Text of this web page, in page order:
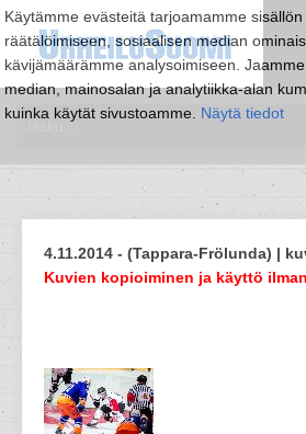
Käytämme evästeitä tarjoamamme
räätälöimiseen, sosiaalisen median
kävijämäärämme analysoimiseen.
median, mainosalan ja analytiikka-alan
kuinka käytät sivustoamme. Näytä tiedot
4.11.2014 - (Tappara-Frölunda) |
Kuvien kopioiminen ja käyttö